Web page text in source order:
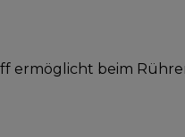
ermöglicht beim